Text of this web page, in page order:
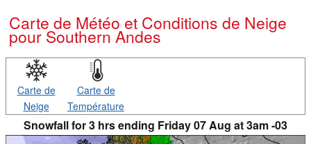
Carte de Météo et Conditions de Neige
pour Southern Andes
Carte de
Neige
Carte de
Température
Snowfall for 3 hrs ending Friday 07 Aug at 3am -03